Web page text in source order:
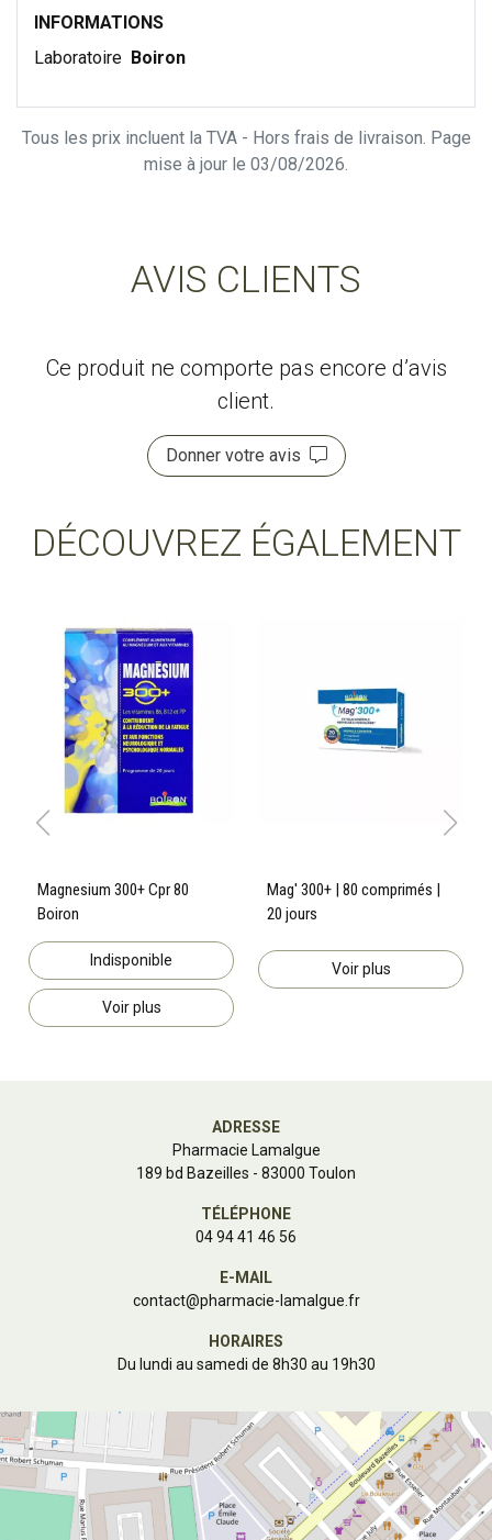
INFORMATIONS
Laboratoire Boiron
Tous les prix incluent la TVA - Hors frais de livraison. Page
mise à jour le 03/08/2026.
AVIS CLIENTS
Ce produit ne comporte pas encore d’avis
client.
Donner votre avis
DÉCOUVREZ ÉGALEMENT
Magnesium 300+ Cpr 80
Boiron
Indisponible
Voir plus
Mag' 300+ | 80 comprimés |
20 jours
Voir plus
ADRESSE
Pharmacie Lamalgue
189 bd Bazeilles - 83000 Toulon
TÉLÉPHONE
04 94 41 46 56
E-MAIL
contact@pharmacie-lamalgue.fr
HORAIRES
Du lundi au samedi de 8h30 au 19h30